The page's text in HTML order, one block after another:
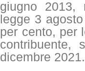
giugno 2013,
legge 3
per cento, per
contribuente,
dicembre 2021.